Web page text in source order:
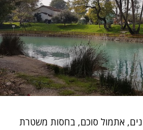
אתמול סוכם, בחסות משטרת